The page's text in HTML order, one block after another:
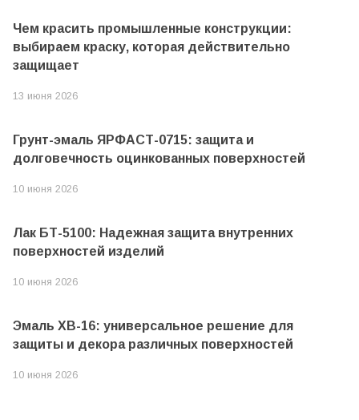
Чем красить промышленные конструкции:
выбираем краску, которая действительно
защищает
13 июня 2026
Грунт-эмаль ЯРФАСТ-0715: защита и
долговечность оцинкованных поверхностей
10 июня 2026
Лак БТ-5100: Надежная защита внутренних
поверхностей изделий
10 июня 2026
Эмаль ХВ-16: универсальное решение для
защиты и декора различных поверхностей
10 июня 2026